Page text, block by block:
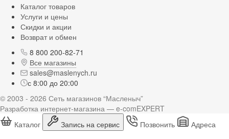
Каталог товаров
Услуги и цены
Скидки и акции
Возврат и обмен
8 800 200-82-71
Все магазины
sales@maslenych.ru
с 8:00 до 20:00
© 2003 - 2026 Сеть магазинов “Масленыч”
Разработка интернет-магазина — e-comEXPERT
Каталог
Запись на сервис Позвонить Адреса